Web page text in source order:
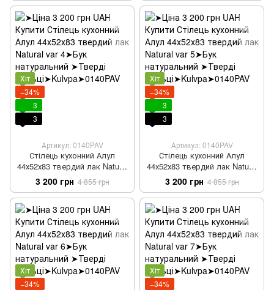
Хіт
−34%
3
3
Артикул: 0140PAV
Стілець кухонний Алул
44х52х83 твердий лак Natural
var 4
3 200 грн 4 855 грн
Хіт
−34%
3
3
Артикул: 0140PAV
Стілець кухонний Алул
44х52х83 твердий лак Natural
var 5
3 200 грн 4 855 грн
Хіт
−34%
Хіт
−34%